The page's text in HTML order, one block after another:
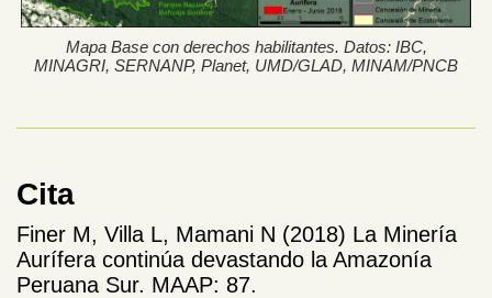
Mapa Base con derechos habilitantes. Datos: IBC,
MINAGRI, SERNANP, Planet, UMD/GLAD, MINAM/PNCB
Cita
Finer M, Villa L, Mamani N (2018) La Minería
Aurífera continúa devastando la Amazonía
Peruana Sur. MAAP: 87.